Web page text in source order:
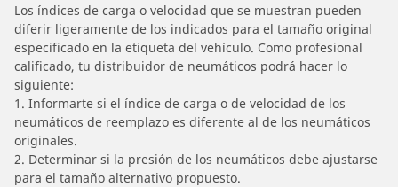
Los índices de carga o velocidad que se muestran pueden
diferir ligeramente de los indicados para el tamaño original
especificado en la etiqueta del vehículo. Como profesional
calificado, tu distribuidor de neumáticos podrá hacer lo
siguiente:
1. Informarte si el índice de carga o de velocidad de los
neumáticos de reemplazo es diferente al de los neumáticos
originales.
2. Determinar si la presión de los neumáticos debe ajustarse
para el tamaño alternativo propuesto.